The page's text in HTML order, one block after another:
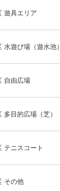
遊具エリア
水遊び場（遊水池）
自由広場
多目的広場（芝）
テニスコート
その他